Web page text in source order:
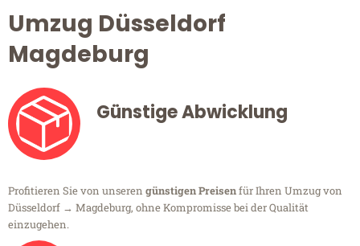
Umzug Düsseldorf
Magdeburg
Günstige Abwicklung
Profitieren Sie von unseren günstigen Preisenfür Ihren Umzug von
Düsseldorf → Magdeburg, ohne Kompromisse bei der Qualität
einzugehen.